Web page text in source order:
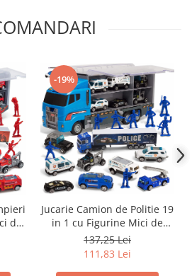
de
-19%
Jucarie Camion de Politie 19
in 1 cu Figurine Mici de
Politie, Simply Joy, masinute
tip ambulanta, jeep, suv,
masina cu scara, elicopter,
137,25 Lei
111,83 Lei